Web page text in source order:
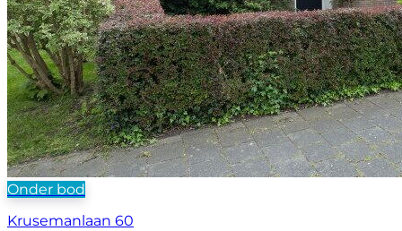
Onder bod
Krusemanlaan 60